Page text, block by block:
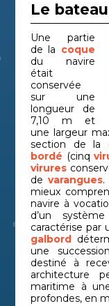
Le
Une partie
de la coque
du navire
était
conservée
sur une
longueur de
7,10 m et
une largeur
section de la
bordé (cinq
virures
de varangues.
mieux
navire à
d’un
caractérise par
galbord
une
destiné à
architecture
maritime à
profondes, en